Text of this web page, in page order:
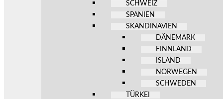
SCHWEIZ
SPANIEN
SKANDINAVIEN
DÄNEMARK
FINNLAND
ISLAND
NORWEGEN
SCHWEDEN
TÜRKEI